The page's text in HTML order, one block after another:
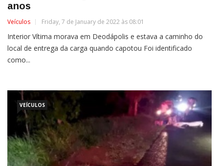
anos
Veículos Friday, 7 de January de 2022 às 08:01
Interior Vítima morava em Deodápolis e estava a caminho do
local de entrega da carga quando capotou Foi identificado
como...
VEÍCULOS